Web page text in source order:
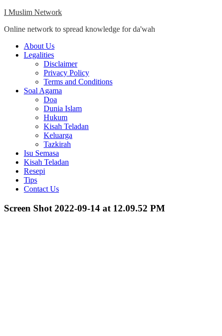
Skip
content
I Muslim Network
Online network to spread knowledge for da'wah
Close
Menu
About Us
Legalities
Disclaimer
Privacy Policy
Terms and Conditions
Soal Agama
Doa
Dunia Islam
Hukum
Kisah Teladan
Keluarga
Tazkirah
Isu Semasa
Kisah Teladan
Resepi
Tips
Contact Us
Screen Shot 2022-09-14 at 12.09.52 PM